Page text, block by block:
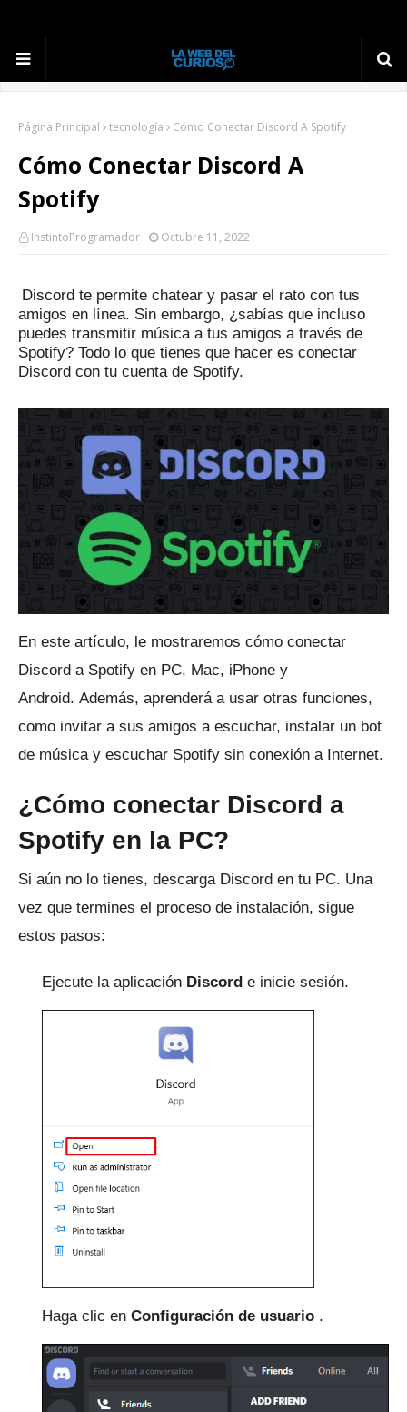
Página Principal tecnología Cómo Conectar Discord A Spotify
Cómo Conectar Discord A
Spotify
InstintoProgramador Octubre 11, 2022
Discord te permite chatear y pasar el rato con tus
amigos en línea. Sin embargo, ¿sabías que incluso
puedes transmitir música a tus amigos a través de
Spotify? Todo lo que tienes que hacer es conectar
Discord con tu cuenta de Spotify.
En este artículo, le mostraremos cómo conectar
Discord a Spotify en PC, Mac, iPhone y
Android. Además, aprenderá a usar otras funciones,
como invitar a sus amigos a escuchar, instalar un bot
de música y escuchar Spotify sin conexión a Internet.
¿Cómo conectar Discord a
Spotify en la PC?
Si aún no lo tienes, descarga Discord en tu PC. Una
vez que termines el proceso de instalación, sigue
estos pasos:
Ejecute la aplicación Discord e inicie sesión.
Haga clic en Configuración de usuario .